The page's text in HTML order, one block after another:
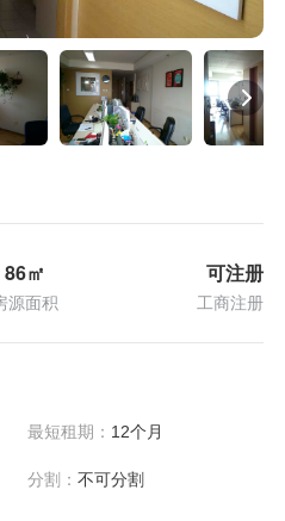
86㎡
源面积
可注册
工商注册
最短租期： 12个月
分割：不可分割